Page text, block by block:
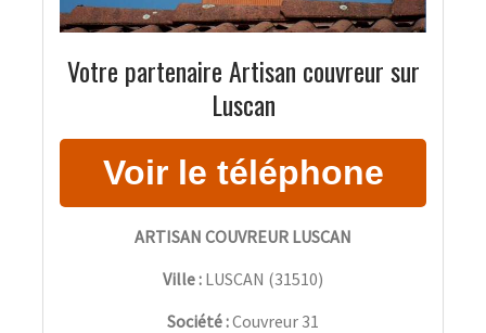
Votre partenaire Artisan couvreur sur
Luscan
ARTISAN COUVREUR LUSCAN
Ville : LUSCAN (31510)
Société :Couvreur 31